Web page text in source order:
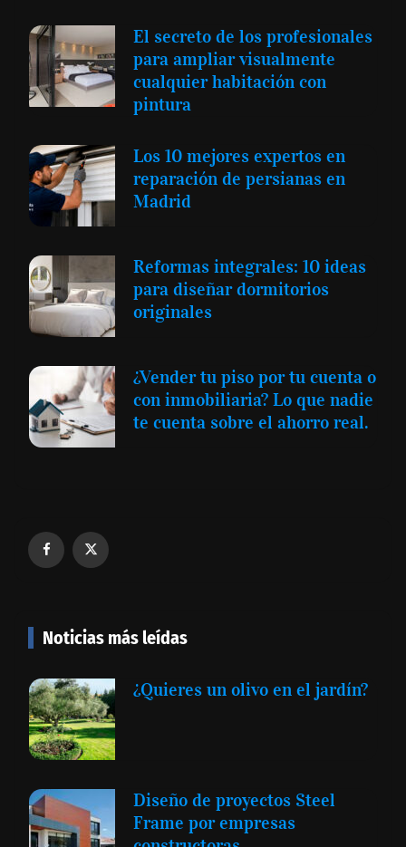
El secreto de los profesionales
para ampliar visualmente
cualquier habitación con
pintura
Los 10 mejores expertos en
reparación de persianas en
Madrid
Reformas integrales: 10 ideas
para diseñar dormitorios
originales
¿Vender tu piso por tu cuenta o
con inmobiliaria? Lo que nadie
te cuenta sobre el ahorro real.
Noticias más leídas
¿Quieres un olivo en el jardín?
Diseño de proyectos Steel
Frame por empresas